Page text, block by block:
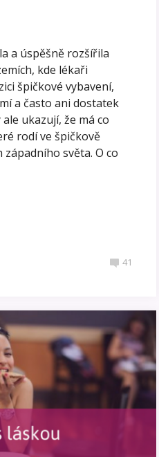
a úspěšně rozšířila
kde lékaři
špičkové vybavení,
a často ani dostatek
ukazují, že má co
rodí ve špičkově
západního světa. O co
41